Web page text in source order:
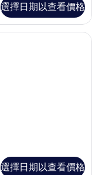
選擇日期以查看價格
選擇日期以查看價格